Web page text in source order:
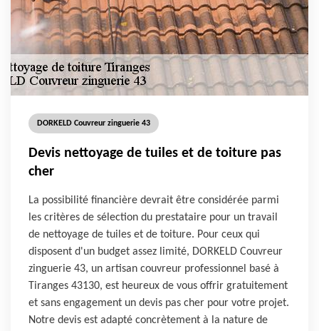
DORKELD Couvreur zinguerie 43
Devis nettoyage de tuiles et de toiture pas
cher
La possibilité financière devrait être considérée parmi
les critères de sélection du prestataire pour un travail
de nettoyage de tuiles et de toiture. Pour ceux qui
disposent d'un budget assez limité, DORKELD Couvreur
zinguerie 43, un artisan couvreur professionnel basé à
Tiranges 43130, est heureux de vous offrir gratuitement
et sans engagement un devis pas cher pour votre projet.
Notre devis est adapté concrètement à la nature de